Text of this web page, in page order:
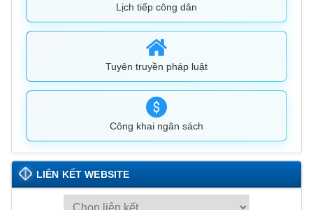
Lịch tiếp công dân
Tuyên truyền pháp luật
Công khai ngân sách
LIÊN KẾT WEBSITE